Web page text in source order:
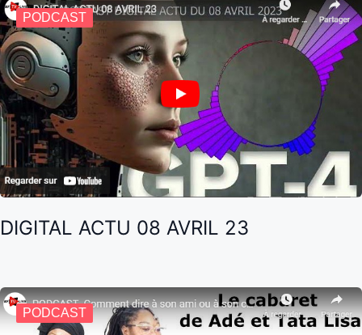
PODCAST
DIGITAL ACTU 08 AVRIL 23
PODCAST